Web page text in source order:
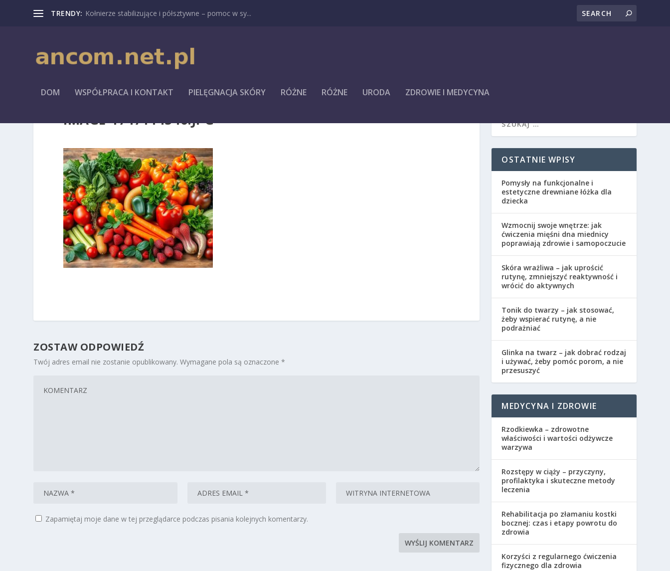
TRENDY: Kołnierze stabilizujące i półsztywne – pomoc w sy...
DOM WSPÓŁPRACA I KONTAKT PIELĘGNACJA SKÓRY RÓŻNE RÓŻNE URODA ZDROWIE I MEDYCYNA
IMAGE-1747114346.JPG
ZOSTAW ODPOWIEDŹ
Twój adres email nie zostanie opublikowany. Wymagane pola są oznaczone*
Zapamiętaj moje dane w tej przeglądarce podczas pisania kolejnych komentarzy.
OSTATNIE WPISY
Pomysły na funkcjonalne i
estetyczne drewniane łóżka dla
dziecka
Wzmocnij swoje wnętrze: jak
ćwiczenia mięśni dna miednicy
poprawiają zdrowie i samopoczucie
Skóra wrażliwa – jak uprościć
rutynę, zmniejszyć reaktywność i
wrócić do aktywnych
Tonik do twarzy – jak stosować,
żeby wspierać rutynę, a nie
podrażniać
Glinka na twarz – jak dobrać rodzaj
i używać, żeby pomóc porom, a nie
przesuszyć
MEDYCYNA I ZDROWIE
Rzodkiewka – zdrowotne
właściwości i wartości odżywcze
warzywa
Rozstępy w ciąży – przyczyny,
profilaktyka i skuteczne metody
leczenia
Rehabilitacja po złamaniu kostki
bocznej: czas i etapy powrotu do
zdrowia
Korzyści z regularnego ćwiczenia
fizycznego dla zdrowia